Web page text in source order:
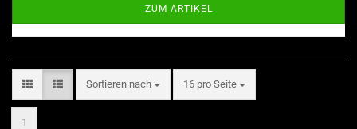
ZUM ARTIKEL
Sortieren nach
Sortieren nach 16 pro Seite
pro Seite
1